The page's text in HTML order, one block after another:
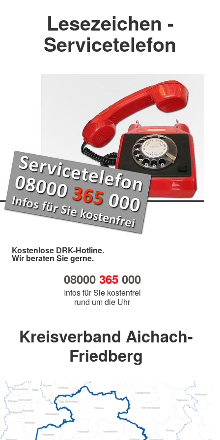
Lesezeichen -
Servicetelefon
Kostenlose DRK-Hotline.
Wir beraten Sie gerne.
08000 365000
Infos für Sie kostenfrei
rund um die Uhr
Kreisverband Aichach-
Friedberg